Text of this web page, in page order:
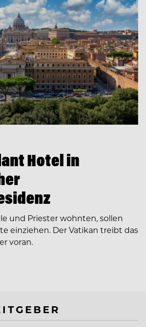
Hotel in
und Priester wohnten, sollen
einziehen. Der Vatikan treibt das
voran.